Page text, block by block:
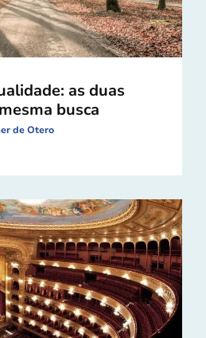
as duas
busca
de Otero